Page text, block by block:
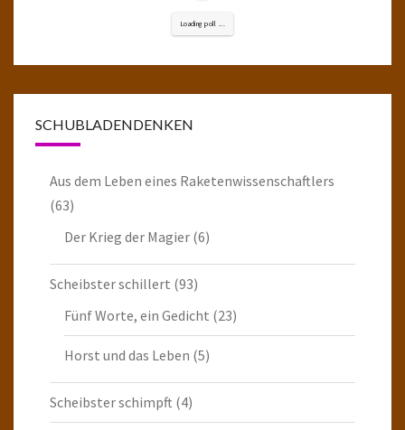
Loading poll ...
SCHUBLADENDENKEN
Aus dem Leben eines Raketenwissenschaftlers
(63)
Der Krieg der Magier (6)
Scheibster schillert (93)
Fünf Worte, ein Gedicht (23)
Horst und das Leben (5)
Scheibster schimpft (4)